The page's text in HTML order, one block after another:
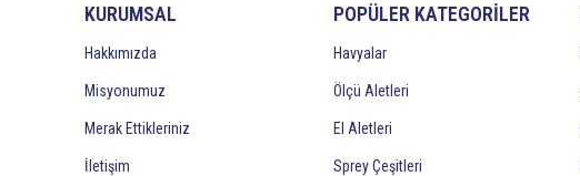
KURUMSAL
Hakkımızda
Misyonumuz
Merak Ettikleriniz
İletişim
POPÜLER KATEGORİLER
Havyalar
Ölçü Aletleri
El Aletleri
Sprey Çeşitleri